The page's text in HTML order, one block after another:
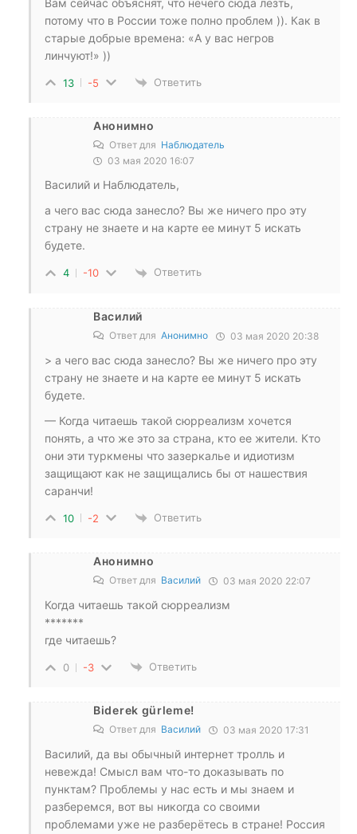
потому что в России тоже полно проблем )). Как в
старые добрые времена: «А у вас негров
линчуют!» ))
13 -5 Ответить
Анонимно
Ответ для Наблюдатель
03 мая 2020 16:07
Василий и Наблюдатель,
а чего вас сюда занесло? Вы же ничего про эту
страну не знаете и на карте ее минут 5 искать
будете.
4 -10 Ответить
Василий
Ответ для Анонимно 03 мая 2020 20:38
> а чего вас сюда занесло? Вы же ничего про эту
страну не знаете и на карте ее минут 5 искать
будете.
— Когда читаешь такой сюрреализм хочется
понять, а что же это за страна, кто ее жители. Кто
они эти туркмены что зазеркалье и идиотизм
защищают как не защищались бы от нашествия
саранчи!
10 -2 Ответить
Анонимно
Ответ для Василий 03 мая 2020 22:07
Когда читаешь такой сюрреализм
*******
где читаешь?
0 -3 Ответить
Biderek gürleme!
Ответ для Василий 03 мая 2020 17:31
Василий, да вы обычный интернет тролль и
невежда! Смысл вам что-то доказывать по
пунктам? Проблемы у нас есть и мы знаем и
разберемся, вот вы никогда со своими
проблемами уже не разберётесь в стране! Россия